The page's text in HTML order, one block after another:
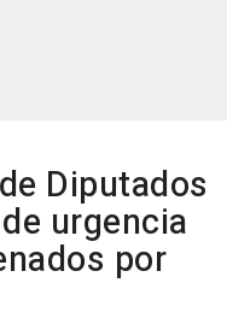
Diputados
urgencia
por